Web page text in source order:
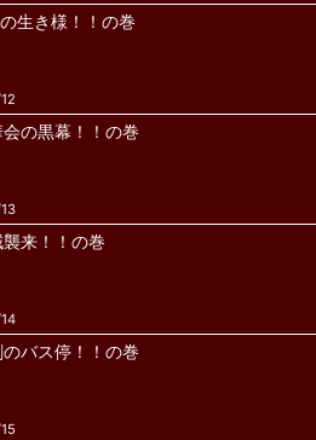
生き様！！の巻
の黒幕！！の巻
来！！の巻
バス停！！の巻